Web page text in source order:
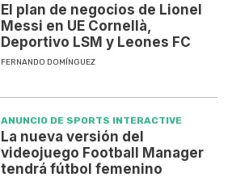
El plan de negocios de Lionel
Messi en UE Cornellà,
Deportivo LSM y Leones FC
FERNANDO DOMÍNGUEZ
ANUNCIO DE SPORTS INTERACTIVE
La nueva versión del
videojuego Football Manager
tendrá fútbol femenino